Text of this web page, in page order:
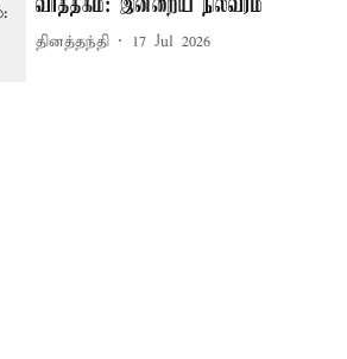
வர்த்தகம்: இன்றைய நிலவரம்
தினத்தந்தி 17 Jul 2026